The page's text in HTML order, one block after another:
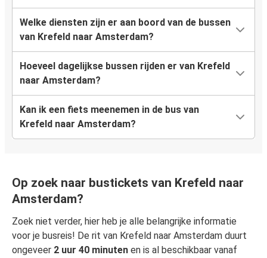
Welke diensten zijn er aan boord van de bussen
van Krefeld naar Amsterdam?
Hoeveel dagelijkse bussen rijden er van Krefeld
naar Amsterdam?
Kan ik een fiets meenemen in de bus van
Krefeld naar Amsterdam?
Op zoek naar bustickets van Krefeld naar
Amsterdam?
Zoek niet verder, hier heb je alle belangrijke informatie
voor je busreis! De rit van Krefeld naar Amsterdam duurt
ongeveer 2 uur 40 minuten en is al beschikbaar vanaf